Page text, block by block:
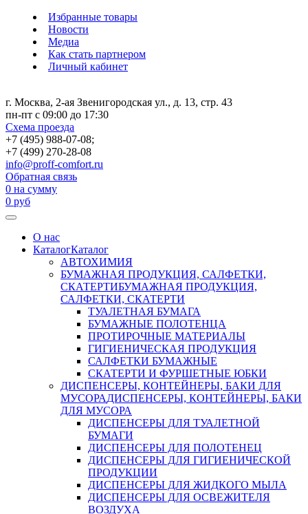
Избранные товары
Новости
Медиа
Как стать партнером
Личный кабинет
г. Москва, 2-ая Звенигородская ул., д. 13, стр. 43
пн-пт с 09:00 до 17:30
Схема проезда
+7 (495) 988-07-08;
+7 (499) 270-28-08
info@proff-comfort.ru
Обратная связь
0 на сумму
0 руб
О нас
КаталогКаталог
АВТОХИМИЯ
БУМАЖНАЯ ПРОДУКЦИЯ, САЛФЕТКИ,
СКАТЕРТИБУМАЖНАЯ ПРОДУКЦИЯ,
САЛФЕТКИ, СКАТЕРТИ
ТУАЛЕТНАЯ БУМАГА
БУМАЖНЫЕ ПОЛОТЕНЦА
ПРОТИРОЧНЫЕ МАТЕРИАЛЫ
ГИГИЕНИЧЕСКАЯ ПРОДУКЦИЯ
САЛФЕТКИ БУМАЖНЫЕ
СКАТЕРТИ И ФУРШЕТНЫЕ ЮБКИ
ДИСПЕНСЕРЫ, КОНТЕЙНЕРЫ, БАКИ ДЛЯ
МУСОРАДИСПЕНСЕРЫ, КОНТЕЙНЕРЫ, БАКИ
ДЛЯ МУСОРА
ДИСПЕНСЕРЫ ДЛЯ ТУАЛЕТНОЙ
БУМАГИ
ДИСПЕНСЕРЫ ДЛЯ ПОЛОТЕНЕЦ
ДИСПЕНСЕРЫ ДЛЯ ГИГИЕНИЧЕСКОЙ
ПРОДУКЦИИ
ДИСПЕНСЕРЫ ДЛЯ ЖИДКОГО МЫЛА
ДИСПЕНСЕРЫ ДЛЯ ОСВЕЖИТЕЛЯ
ВОЗДУХА